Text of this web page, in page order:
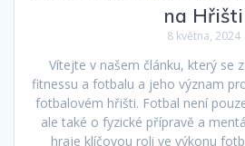
na Hřišti
8 května, 2024
Vítejte v našem článku, který se
fitnessu a fotbalu a jeho význam
fotbalovém hřišti. Fotbal není
ale také o fyzické přípravě a
hraje klíčovou roli ve výkonu